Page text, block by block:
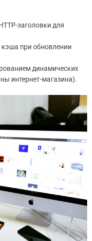
заголовки для
при обновлении
динамических
интернет-магазина).